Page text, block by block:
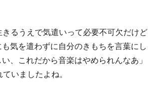
るうえで気遣いって必要不可欠だけど
気を遣わずに自分のきもちを言葉にし
、これだから音楽はやめられんなあ」
いましたよね。